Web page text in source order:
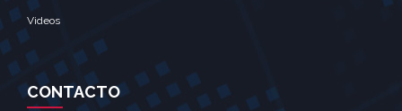
Videos
CONTACTO